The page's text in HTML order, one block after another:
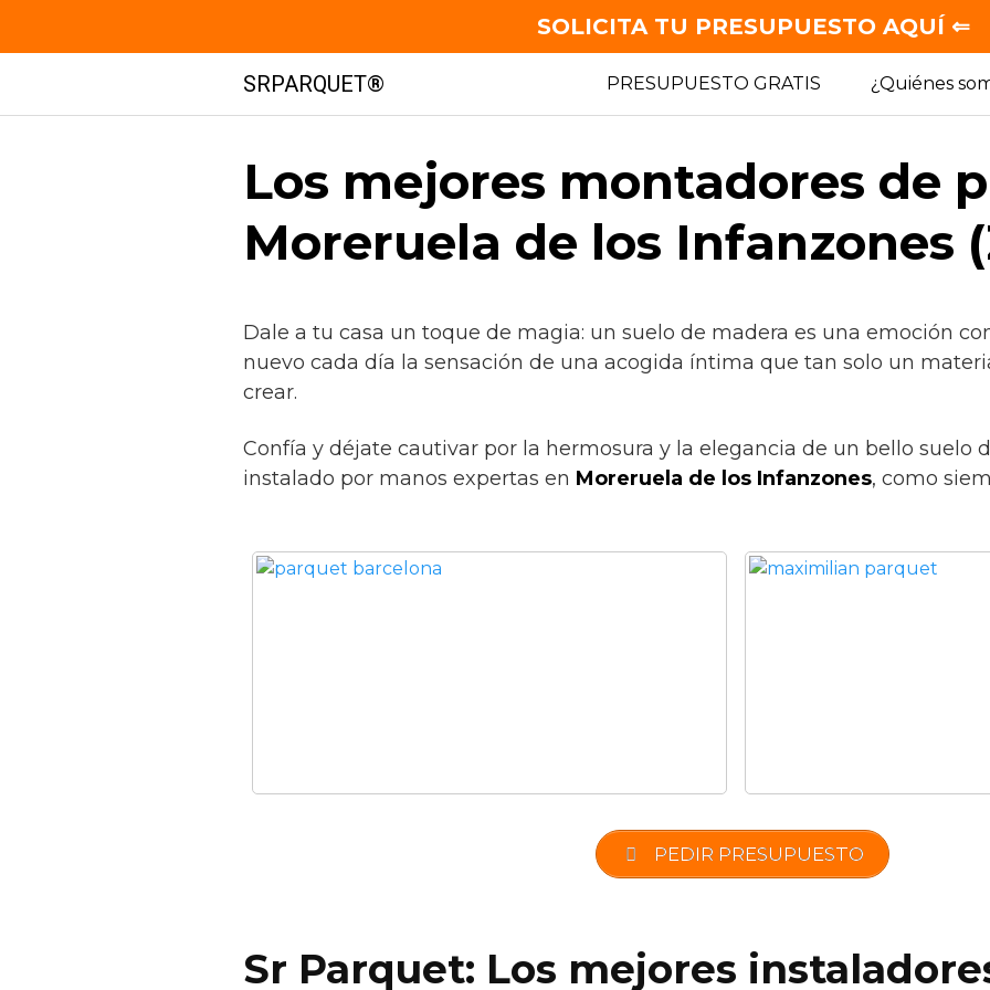
contenido
SRPARQUET® PRESUPUESTO GRATIS ¿Quiénes
Los mejores montadores de
Moreruela de los Infanzones
Dale a tu casa un toque de magia: un suelo de madera es una emoción
nuevo cada día la sensación de una acogida íntima que tan solo un
crear.
Confía y déjate cautivar por la hermosura y la elegancia de un bello suelo
instalado por manos expertas en Moreruela de los Infanzones, como
PEDIR PRESUPUESTO
Sr Parquet: Los mejores
SOLICITA TU PRESUPUESTO AQUÍ ⇐